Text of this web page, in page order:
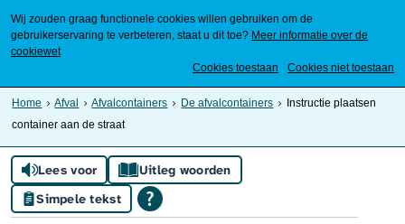
Wij zouden graag functionele cookies willen gebruiken om de
gebruikerservaring te verbeteren, staat u dit toe? Meer informatie over de
cookiewet
Cookies toestaan
Cookies niet toestaan
Home Afval Afvalcontainers De afvalcontainers
Instructie plaatsen
container aan de straat
Lees voor
Uitleg woorden
Simpele tekst